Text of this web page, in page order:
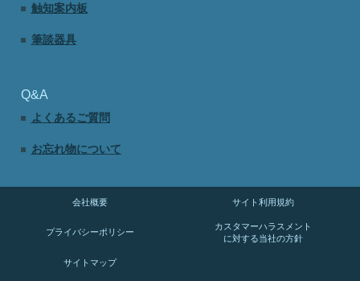
触知案内板
筆談器具
Q&A
よくあるご質問
お忘れ物について
会社概要 サイト利用規約
プライバシーポリシー
カスタマーハラスメント
に対する当社の方針
サイトマップ